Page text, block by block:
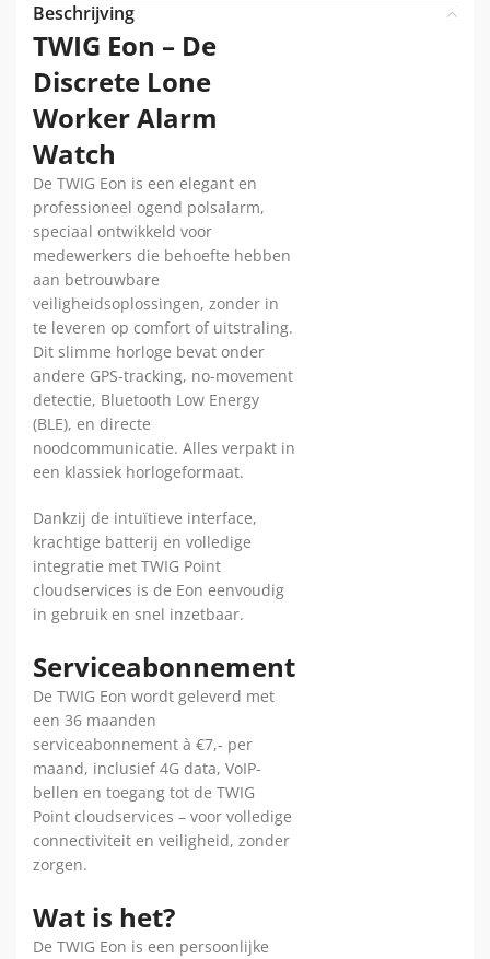
Beschrijving
TWIG Eon – De
Discrete Lone
Worker Alarm
Watch
De TWIG Eon is een elegant en
professioneel ogend polsalarm,
speciaal ontwikkeld voor
medewerkers die behoefte hebben
aan betrouwbare
veiligheidsoplossingen, zonder in
te leveren op comfort of uitstraling.
Dit slimme horloge bevat onder
andere GPS-tracking, no-movement
detectie, Bluetooth Low Energy
(BLE), en directe
noodcommunicatie. Alles verpakt in
een klassiek horlogeformaat.
Dankzij de intuïtieve interface,
krachtige batterij en volledige
integratie met TWIG Point
cloudservices is de Eon eenvoudig
in gebruik en snel inzetbaar.
Serviceabonnement
De TWIG Eon wordt geleverd met
een 36 maanden
serviceabonnement à €7,- per
maand, inclusief 4G data, VoIP-
bellen en toegang tot de TWIG
Point cloudservices – voor volledige
connectiviteit en veiligheid, zonder
zorgen.
Wat is het?
De TWIG Eon is een persoonlijke